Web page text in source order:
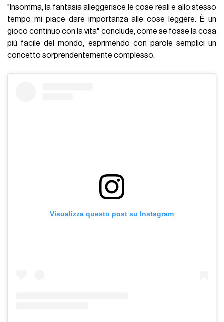
"Insomma, la fantasia alleggerisce le cose reali e allo stesso
tempo mi piace dare importanza alle cose leggere. È un
gioco continuo con la vita" conclude, come se fosse la cosa
più facile del mondo, esprimendo con parole semplici un
concetto sorprendentemente complesso.
Visualizza questo post su Instagram